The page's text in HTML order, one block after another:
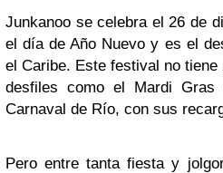
Junkanoo se celebra el 26 de
el día de Año Nuevo y es el
el Caribe. Este festival no tiene
desfiles como el Mardi
Carnaval de Río, con sus
Pero entre tanta fiesta y